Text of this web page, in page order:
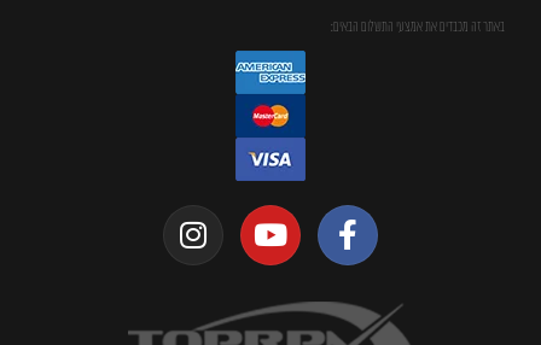
באתר זה מכבדים את אמצעי התשלום הבאים: